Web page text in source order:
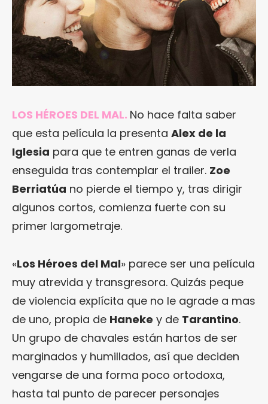
LOS HÉROES DEL MAL. No hace falta saber
que esta película la presenta Alex de la
Iglesia para que te entren ganas de verla
enseguida tras contemplar el trailer. Zoe
Berriatúa no pierde el tiempo y, tras dirigir
algunos cortos, comienza fuerte con su
primer largometraje.
«Los Héroes del Mal» parece ser una película
muy atrevida y transgresora. Quizás peque
de violencia explícita que no le agrade a mas
de uno, propia de Haneke y de Tarantino.
Un grupo de chavales están hartos de ser
marginados y humillados, así que deciden
vengarse de una forma poco ortodoxa,
hasta tal punto de parecer personajes